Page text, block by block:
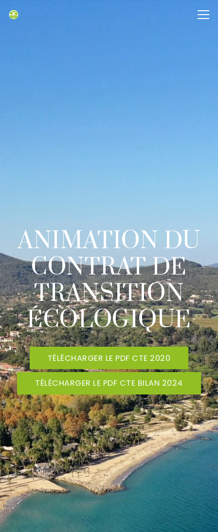
ANIMATION DU
CONTRAT DE
TRANSITION
ÉCOLOGIQUE
TÉLÉCHARGER LE PDF CTE 2020
TÉLÉCHARGER LE PDF CTE BILAN 2024